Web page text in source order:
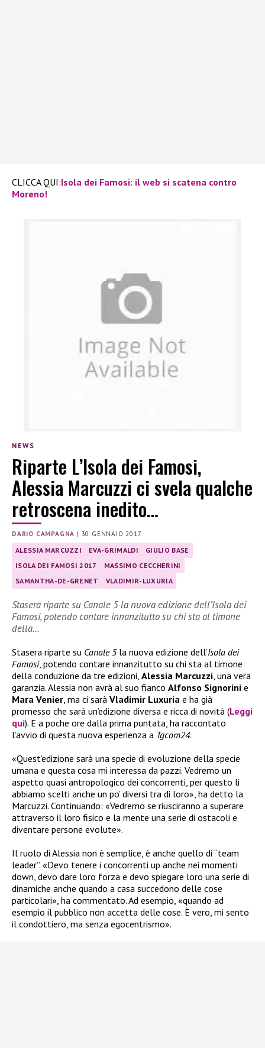
CLICCA QUI:Isola dei Famosi: il web si scatena contro
Moreno!
NEWS
Riparte L’Isola dei Famosi,
Alessia Marcuzzi ci svela qualche
retroscena inedito…
DARIO CAMPAGNA | 30 GENNAIO 2017
ALESSIA MARCUZZI EVA-GRIMALDI
GIULIO BASE
ISOLA DEI FAMOSI 2017
MASSIMO CECCHERINI
SAMANTHA-DE-GRENET
VLADIMIR-LUXURIA
Stasera riparte su Canale 5 la nuova edizione dell’Isola dei
Famosi, potendo contare innanzitutto su chi sta al timone
della…
Stasera riparte su Canale 5la nuova edizione dell’Isola dei
Famosi, potendo contare innanzitutto su chi sta al timone
della conduzione da tre edizioni, Alessia Marcuzzi , una vera
garanzia. Alessia non avrà al suo fianco Alfonso Signorini e
Mara Venier , ma ci sarà Vladimir Luxuria e ha già
promesso che sarà un’edizione diversa e ricca di novità (Leggi
qui). E a poche ore dalla prima puntata, ha raccontato
l’avvio di questa nuova esperienza a Tgcom24.
«Quest’edizione sarà una specie di evoluzione della specie
umana e questa cosa mi interessa da pazzi. Vedremo un
aspetto quasi antropologico dei concorrenti, per questo li
abbiamo scelti anche un po’ diversi tra di loro», ha detto la
Marcuzzi. Continuando: «Vedremo se riusciranno a superare
attraverso il loro fisico e la mente una serie di ostacoli e
diventare persone evolute».
Il ruolo di Alessia non è semplice, è anche quello di “team
leader”. «Devo tenere i concorrenti up anche nei momenti
down, devo dare loro forza e devo spiegare loro una serie di
dinamiche anche quando a casa succedono delle cose
particolari», ha commentato. Ad esempio, «quando ad
esempio il pubblico non accetta delle cose. È vero, mi sento
il condottiero, ma senza egocentrismo».